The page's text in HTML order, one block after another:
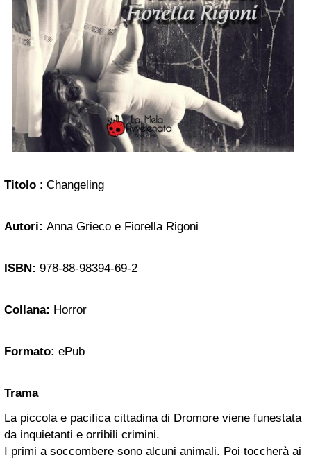
Titolo : Changeling
Autori: Anna Grieco e Fiorella Rigoni
ISBN: 978-88-98394-69-2
Collana: Horror
Formato: ePub
Trama
La piccola e pacifica cittadina di Dromore viene funestata
da inquietanti e orribili crimini.
I primi a soccombere sono alcuni animali. Poi toccherà ai